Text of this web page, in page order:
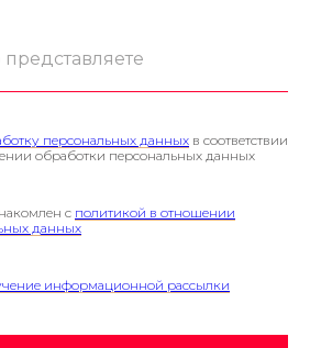
персональных данных в соответствии
обработки персональных данных
с политикой в отношении
данных
информационной рассылки